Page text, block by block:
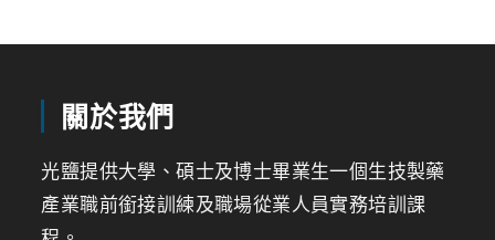
關於我們
光鹽提供大學、碩士及博士畢業生一個生技製藥
產業職前銜接訓練及職場從業人員實務培訓課